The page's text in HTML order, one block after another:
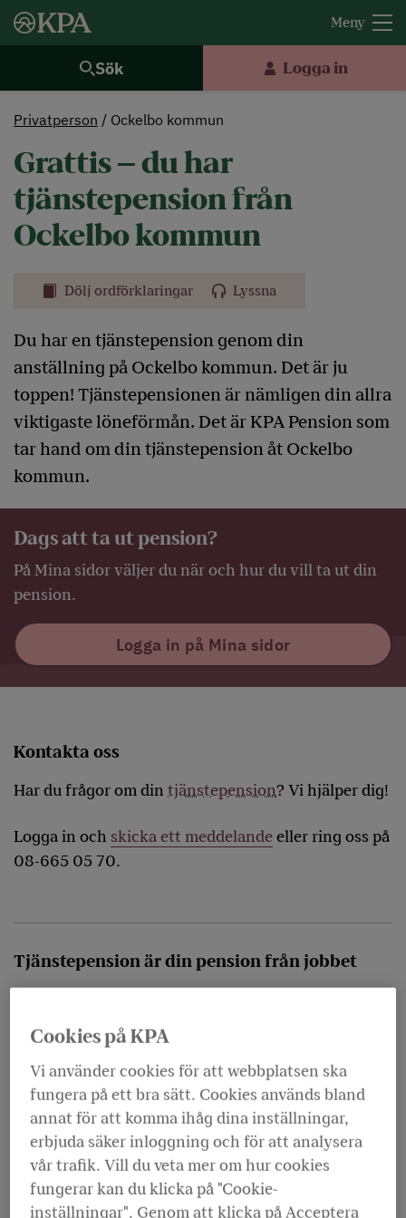
Sök Logga in
Privatperson Ockelbo kommun
Grattis – du har
tjänstepension från
Ockelbo kommun
Dölj ordförklaringar Lyssna
Du har en tjänstepension genom din
anställning på Ockelbo kommun. Det är ju
toppen! Tjänstepensionen är nämligen din allra
viktigaste löneförmån. Det är KPA Pension som
tar hand om din tjänstepension åt Ockelbo
kommun.
Dags att ta ut pension?
På Mina sidor väljer du när och hur du vill ta ut din
pension.
Logga in på Mina sidor
Kontakta oss
Har du frågor om din tjänstepension? Vi hjälper dig!
Logga in och skicka ett meddelandeeller ring oss på
08-665 05 70.
Tjänstepension är din pension från jobbet
Den kan bestå av två delar.
Cookies på KPA
Vi använder cookies för att webbplatsen ska
fungera på ett bra sätt. Cookies används bland
annat för att komma ihåg dina inställningar,
erbjuda säker inloggning och för att analysera
vår trafik. Vill du veta mer om hur cookies
fungerar kan du klicka på "Cookie-
inställningar". Genom att klicka på Acceptera